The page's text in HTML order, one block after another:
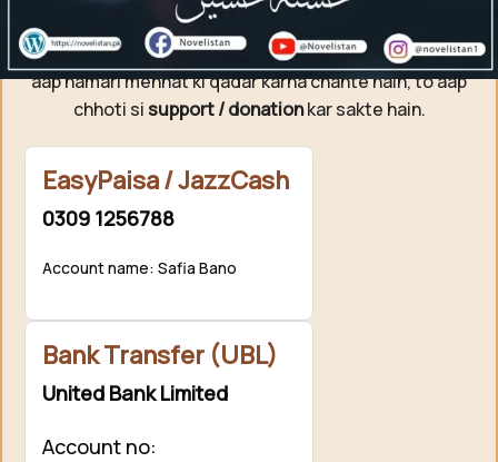
Support Novelistan ❤️
Agar aap ko hamari free novels pasand aati hain aur
aap hamari mehnat ki qadar karna chahte hain, to aap
chhoti si support / donationkar sakte hain.
EasyPaisa / JazzCash
0309 1256788
Account name: Safia Bano
Bank Transfer (UBL)
United Bank Limited
Account no: